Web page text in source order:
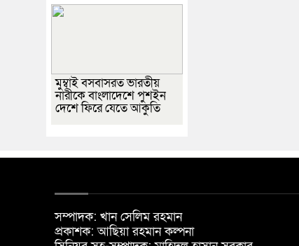
মুম্বাই বসবাসরত ভারতীয়
নারীকে বাংলাদেশে পুশইন
দেশে ফিরে যেতে আকুতি
সম্পাদক: খান সেলিম রহমান
প্রকাশক: আছিয়া রহমান কল্পনা